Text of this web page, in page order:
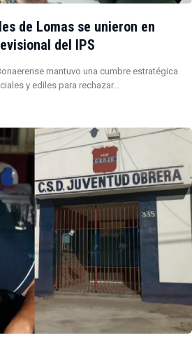
de Lomas se unieron en
del IPS
mantuvo una cumbre estratégica
y ediles para rechazar…